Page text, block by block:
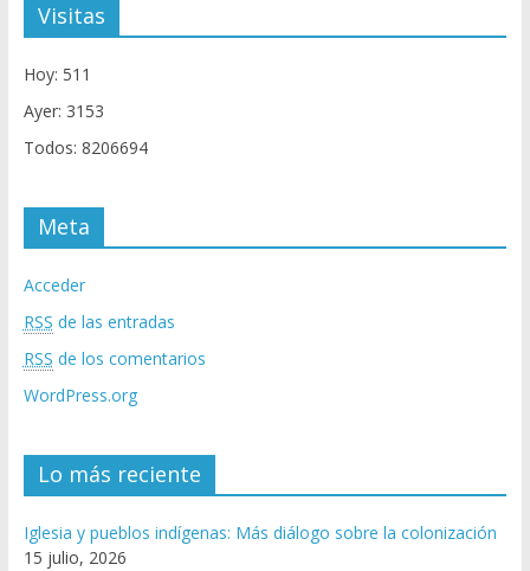
Visitas
Hoy: 511
Ayer: 3153
Todos: 8206694
Meta
Acceder
RSS de las entradas
RSS de los comentarios
WordPress.org
Lo más reciente
Iglesia y pueblos indígenas: Más diálogo sobre la colonización
15 julio, 2026